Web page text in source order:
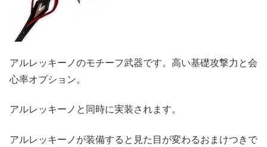
アルレッキーノのモチーフ武器です。高い基礎攻撃力と会
心率オプション。
アルレッキーノと同時に実装されます。
アルレッキーノが装備すると見た目が変わるおまけつきで